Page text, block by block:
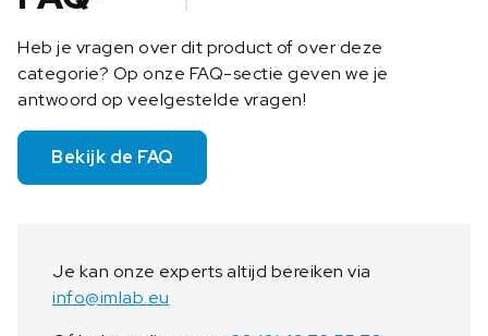
Heb je vragen over dit product of over deze
categorie? Op onze FAQ-sectie geven we je
antwoord op veelgestelde vragen!
Bekijk de FAQ
Je kan onze experts altijd bereiken via
info@imlab.eu